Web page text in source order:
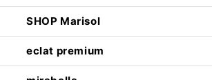
SHOP Marisol
eclat premium